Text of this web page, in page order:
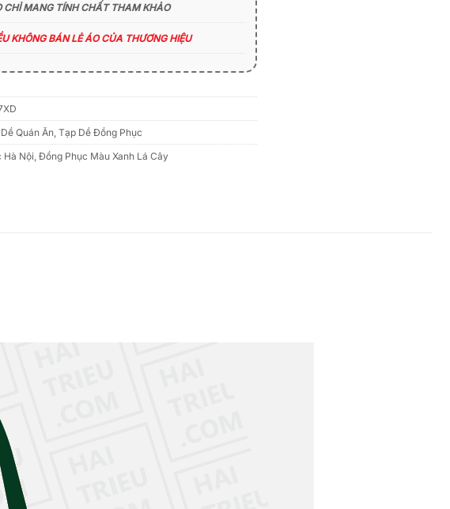
CHỈ MANG TÍNH CHẤT THAM KHẢO
KHÔNG BÁN LẺ ÁO CỦA THƯƠNG HIỆU
Quán Ăn, Tạp Dề Đồng Phục
Hà Nội, Đồng Phục Màu Xanh Lá Cây